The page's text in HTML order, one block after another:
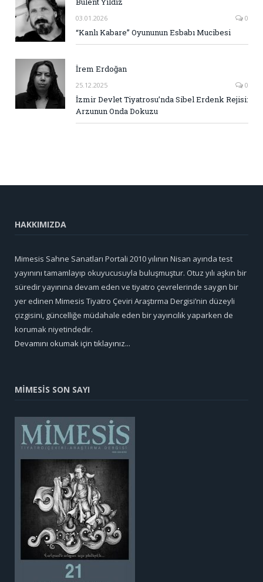
03.01.2026 0
“Kanlı Kabare” Oyununun Esbabı Mucibesi
İrem Erdoğan
25.12.2025 0
İzmir Devlet Tiyatrosu’nda Sibel Erdenk Rejisi:
Arzunun Onda Dokuzu
HAKKIMIZDA
Mimesis Sahne Sanatları Portali 2010 yılının Nisan ayında test
yayınını tamamlayıp okuyucusuyla buluşmuştur. Otuz yılı aşkın bir
süredir yayınına devam eden ve tiyatro çevrelerinde saygın bir
yer edinen Mimesis Tiyatro Çeviri Araştırma Dergisi’nin düzeyli
çizgisini, güncelliğe müdahale eden bir yayıncılık yaparken de
korumak niyetindedir.
Devamını okumak için tıklayınız...
MİMESİS SON SAYI